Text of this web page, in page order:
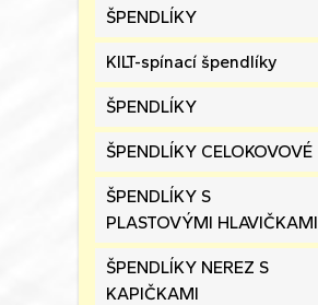
ŠPENDLÍKY
KILT-spínací špendlíky
ŠPENDLÍKY
ŠPENDLÍKY CELOKOVOVÉ
ŠPENDLÍKY S
PLASTOVÝMI HLAVIČKAMI
ŠPENDLÍKY NEREZ S
KAPIČKAMI